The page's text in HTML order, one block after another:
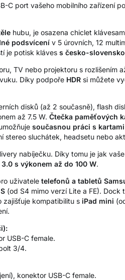
C port vašeho mobilního zařízení
hubu, je osazena chiclet
podsvícení v 5 úrovních, 12
je potisk kláves s česko-
TV nebo projektoru s rozlišením
Díky podpoře HDR si můžete
disků (až 2 současně), flash
až 7.5 W. Čtečka paměťových
současnou práci s
stereo sluchátek, headsetu nebo
nabíječku. Díky tomu je jak
s výkonem až do 100 W.
uživatele telefonů a tabletů
(od S4 mimo verzí Lite a FE).
zajišťuje kompatibilitu s iPad mini
USB-C female.
3/4.
konektor USB-C female.